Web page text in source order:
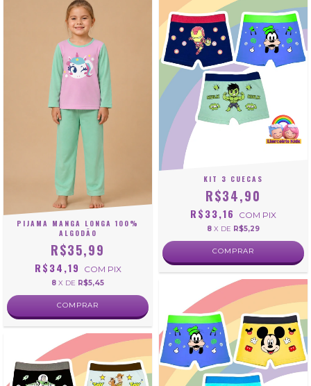
PIJAMA MANGA LONGA 100%
ALGODÃO
R$35,99
R$34,19 COM PIX
8 X DE R$5,45
COMPRAR
KIT 3 CUECAS
R$34,90
R$33,16 COM PIX
8 X DE R$5,29
COMPRAR